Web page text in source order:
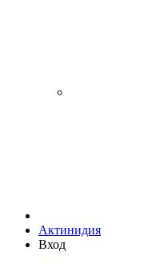
Актинидия
Вход